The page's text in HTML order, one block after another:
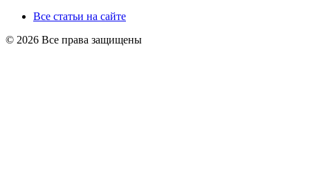
Все статьи на сайте
© 2026 Все права защищены